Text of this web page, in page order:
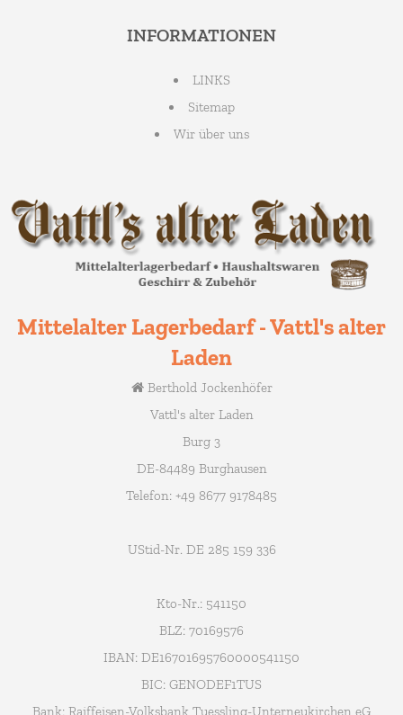
INFORMATIONEN
LINKS
Sitemap
Wir über uns
Mittelalter Lagerbedarf - Vattl's alter
Laden
Berthold Jockenhöfer
Vattl's alter Laden
Burg 3
DE-84489 Burghausen
Telefon: +49 8677 9178485
UStid-Nr. DE 285 159 336
Kto-Nr.: 541150
BLZ: 70169576
IBAN: DE16701695760000541150
BIC: GENODEF1TUS
Bank: Raiffeisen-Volksbank Tuessling-Unterneukirchen eG